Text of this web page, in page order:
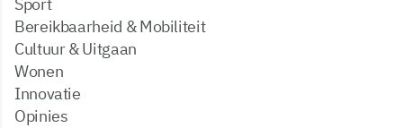
Sport
Bereikbaarheid & Mobiliteit
Cultuur & Uitgaan
Wonen
Innovatie
Opinies